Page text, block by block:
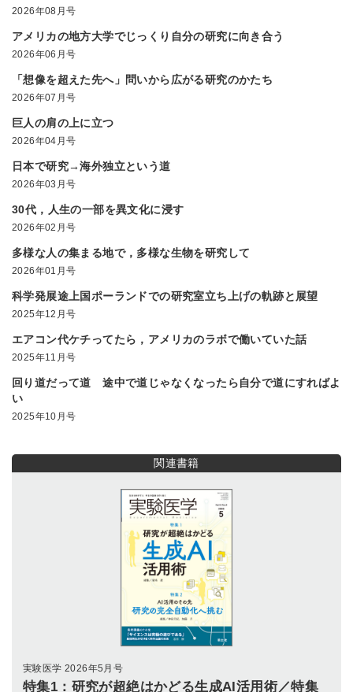
2026年08月号
アメリカの地方大学でじっくり自分の研究に向き合う
2026年06月号
「想像を超えた先へ」問いから広がる研究のかたち
2026年07月号
巨人の肩の上に立つ
2026年04月号
日本で研究→海外独立という道
2026年03月号
30代，人生の一部を異文化に浸す
2026年02月号
多様な人の集まる地で，多様な生物を研究して
2026年01月号
科学発展途上国ポーランドでの研究室立ち上げの軌跡と展望
2025年12月号
エアコン代ケチってたら，アメリカのラボで働いていた話
2025年11月号
回り道だって道 途中で道じゃなくなったら自分で道にすればよ
い
2025年10月号
関連書籍
実験医学 2026年5月号
特集1：研究が超絶はかどる生成AI活用術／特集